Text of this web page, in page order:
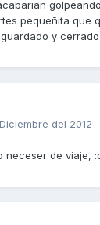
pequeñita que
y
del 2012
neceser de viaje,